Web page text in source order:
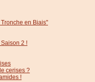
en Biais"
2 !
cerises ?
!